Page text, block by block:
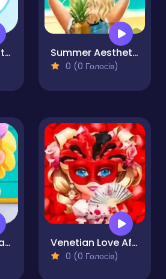
Your Queen Destiny Summer Aesthetics
0 (0 Голосів)
Yummy Chocolate Factory Venetian Love Affair
0 (0 Голосів)